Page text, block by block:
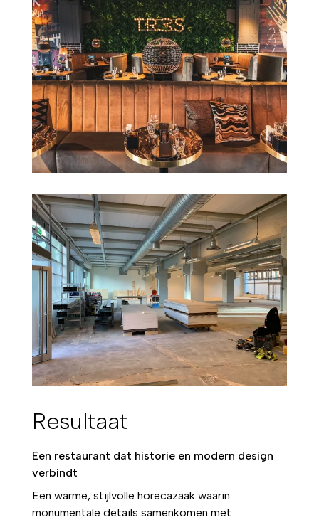
Resultaat
Een restaurant dat historie en modern design
verbindt
Een warme, stijlvolle horecazaak waarin
monumentale details samenkomen met